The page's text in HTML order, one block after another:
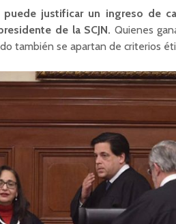
puede justificar un ingreso de
de la SCJN. Quienes
también se apartan de criterios